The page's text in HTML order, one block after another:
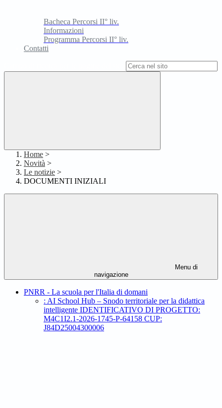
Bacheca Percorsi II° liv.
Informazioni
Programma Percorsi II° liv.
Contatti
Home >
Novità >
Le notizie >
DOCUMENTI INIZIALI
Menu di
navigazione
PNRR - La scuola per l'Italia di domani
: AI School Hub – Snodo territoriale per la didattica
intelligente IDENTIFICATIVO DI PROGETTO:
M4C1I2.1-2026-1745-P-64158 CUP:
J84D25004300006